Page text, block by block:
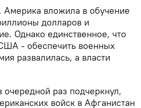
вложила в обучение
долларов и
Однако единственное, что
- обеспечить военных
развалилась, а власти
очередной раз подчеркнул,
войск в Афганистан